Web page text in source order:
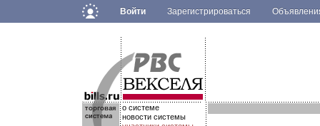
Войти Зарегистрироваться
.
.о системе
новости системы
.